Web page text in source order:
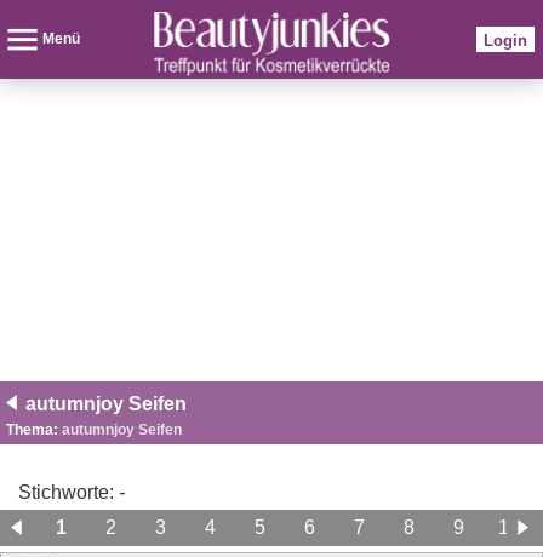
Menü Login
autumnjoy Seifen
Thema: autumnjoy Seifen
Stichworte: -
1
2 3 4 5 6 7 8 9
10